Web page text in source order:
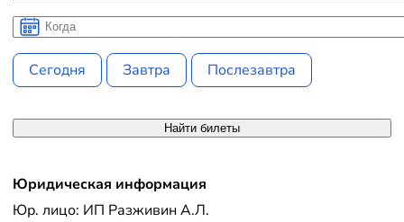
Когда
Когда
Сегодня Завтра Послезавтра
Найти билеты
Юридическая информация
Юр. лицо: ИП Разживин А.Л.